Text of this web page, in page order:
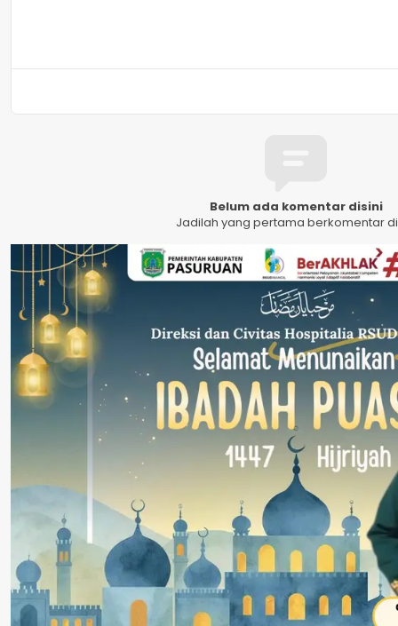
Belum ada komentar disini
Jadilah yang pertama berkomentar